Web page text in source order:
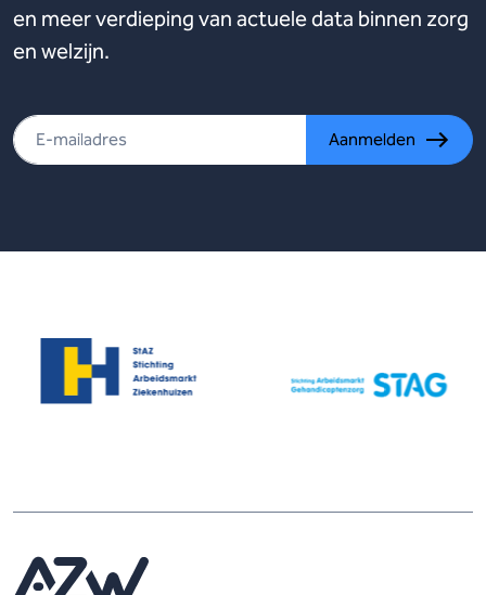
en meer verdieping van actuele data binnen zorg
en welzijn.
Aanmelden